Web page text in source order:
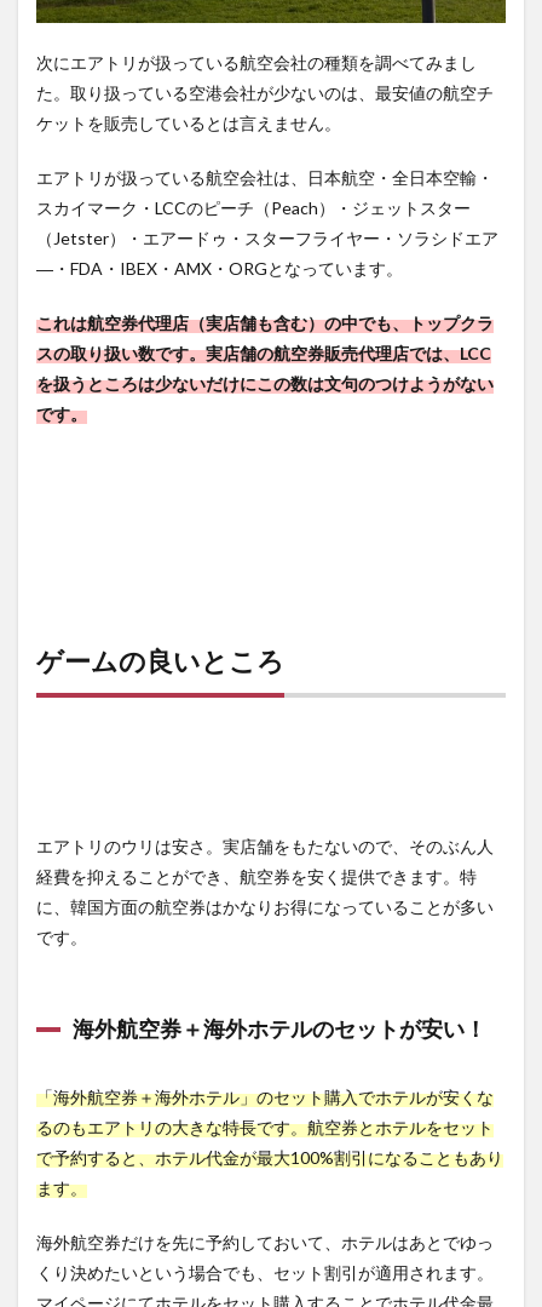
次にエアトリが扱っている航空会社の種類を調べてみまし
た。取り扱っている空港会社が少ないのは、最安値の航空チ
ケットを販売しているとは言えません。
エアトリが扱っている航空会社は、日本航空・全日本空輸・
スカイマーク・LCCのピーチ（Peach）・ジェットスター
（Jetster）・エアードゥ・スターフライヤー・ソラシドエア
―・FDA・IBEX・AMX・ORGとなっています。
これは航空券代理店（実店舗も含む）の中でも、トップクラ
スの取り扱い数です。実店舗の航空券販売代理店では、LCC
を扱うところは少ないだけにこの数は文句のつけようがない
です。
ゲームの良いところ
エアトリのウリは安さ。実店舗をもたないので、そのぶん人
経費を抑えることができ、航空券を安く提供できます。特
に、韓国方面の航空券はかなりお得になっていることが多い
です。
海外航空券＋海外ホテルのセットが安い！
「海外航空券＋海外ホテル」のセット購入でホテルが安くな
るのもエアトリの大きな特長です。航空券とホテルをセット
で予約すると、ホテル代金が最大100%割引になることもあり
ます。
海外航空券だけを先に予約しておいて、ホテルはあとでゆっ
くり決めたいという場合でも、セット割引が適用されます。